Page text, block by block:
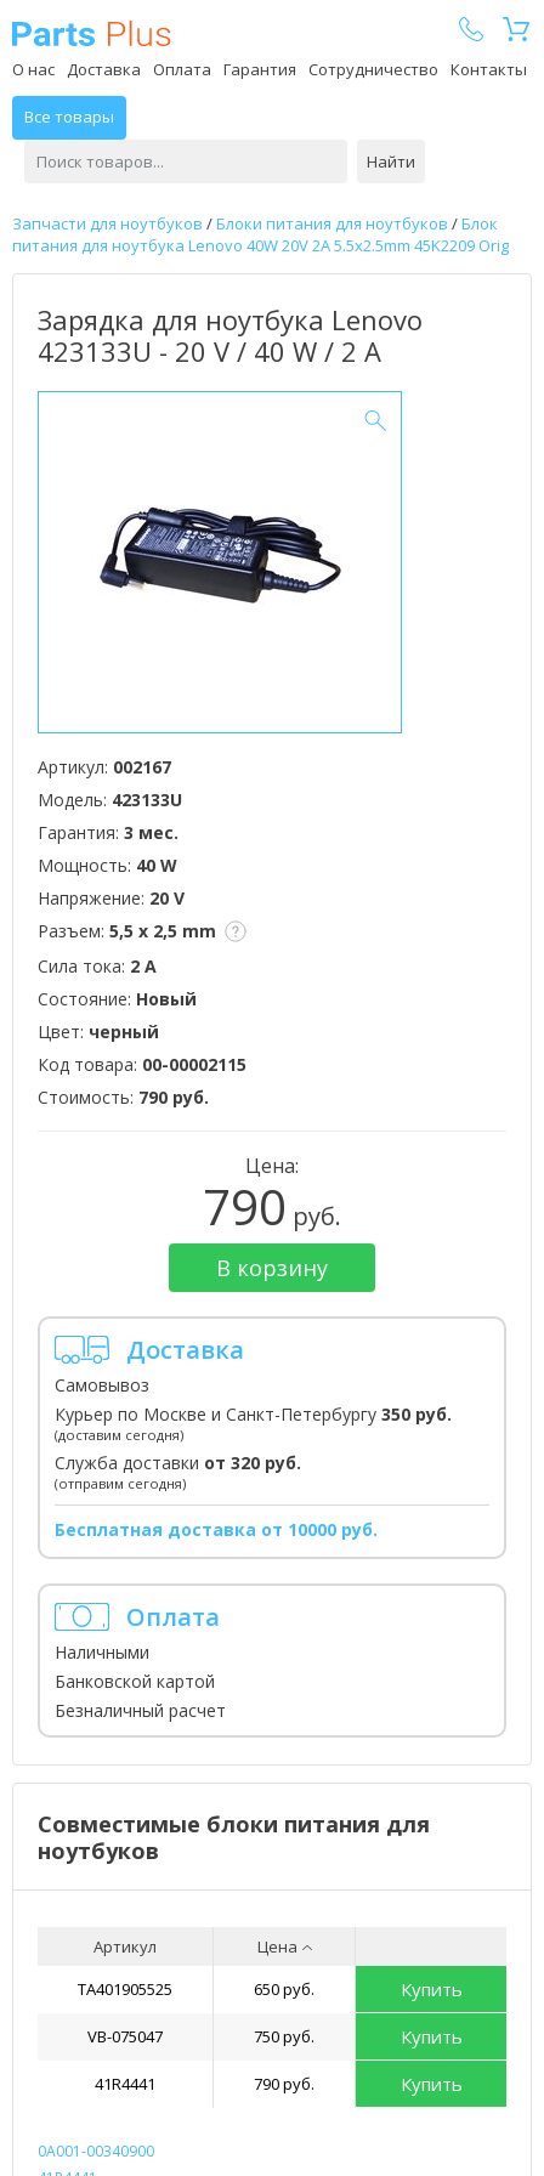
О нас Доставка Оплата Гарантия Сотрудничество Контакты
Все товары
Найти
Запчасти для ноутбуков /Блоки питания для ноутбуков /Блок
питания для ноутбука Lenovo 40W 20V 2A 5.5x2.5mm 45K2209 Orig
Зарядка для ноутбука Lenovo
423133U - 20 V / 40 W / 2 А
Артикул: 002167
Модель: 423133U
Гарантия: 3 мес.
Мощность: 40 W
Напряжение: 20 V
Разъем: 5,5 x 2,5 mm
Сила тока: 2 А
Состояние: Новый
Цвет: черный
Код товара: 00-00002115
Стоимость: 790 руб.
Цена:
790 руб.
В корзину
Доставка
Самовывоз
Курьер по Москве и Санкт-Петербургу 350 руб.
(доставим сегодня)
Служба доставки от 320 руб.
(отправим сегодня)
Бесплатная доставка от 10000 руб.
Оплата
Наличными
Банковской картой
Безналичный расчет
Совместимые блоки питания для
ноутбуков
Артикул
Цена
TA401905525
650 руб. Купить
VB-075047 750 руб. Купить
41R4441 790 руб. Купить
0A001-00340900